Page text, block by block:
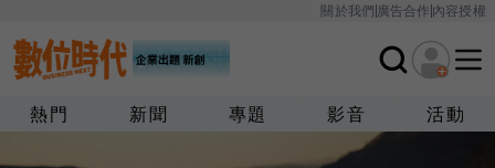
關於我們廣告合作內容授權
熱門 新聞 專題 影音 活動